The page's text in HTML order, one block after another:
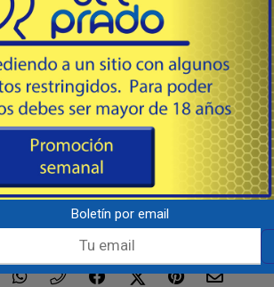
& Accesorios
WhatsApp
de 8:00 a 17:00 hs.
Esq. E. Ciganda
Montevideo - Uruguay - C.P. 11800
Boletín por email